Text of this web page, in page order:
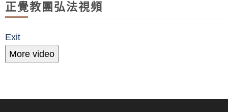
正覺教團弘法視頻
Exit
More video